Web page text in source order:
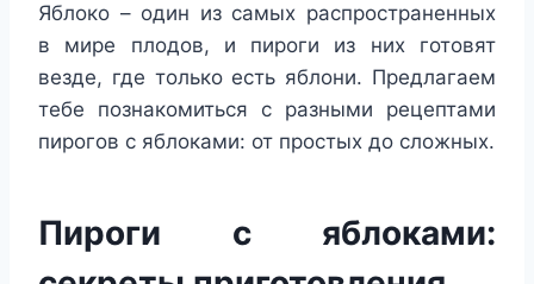
Яблоко – один из самых распространенных
в мире плодов, и пироги из них готовят
везде, где только есть яблони. Предлагаем
тебе познакомиться с разными рецептами
пирогов с яблоками: от простых до сложных.
Пироги с яблоками: